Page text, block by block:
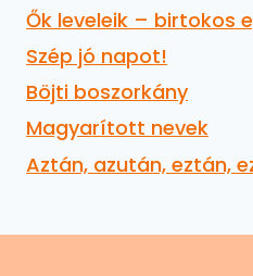
Ők leveleik – birtokos
Szép jó napot!
Böjti boszorkány
Magyarított nevek
Aztán, azután, eztán,